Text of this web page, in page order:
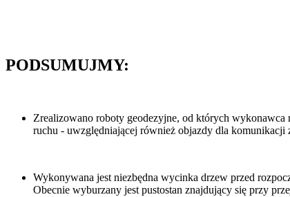
PODSUMUJMY:
Zrealizowano roboty geodezyjne, od których wykonawca
ruchu - uwzględniającej również objazdy dla komunikacji
Wykonywana jest niezbędna wycinka drzew przed
Obecnie wyburzany jest pustostan znajdujący się przy